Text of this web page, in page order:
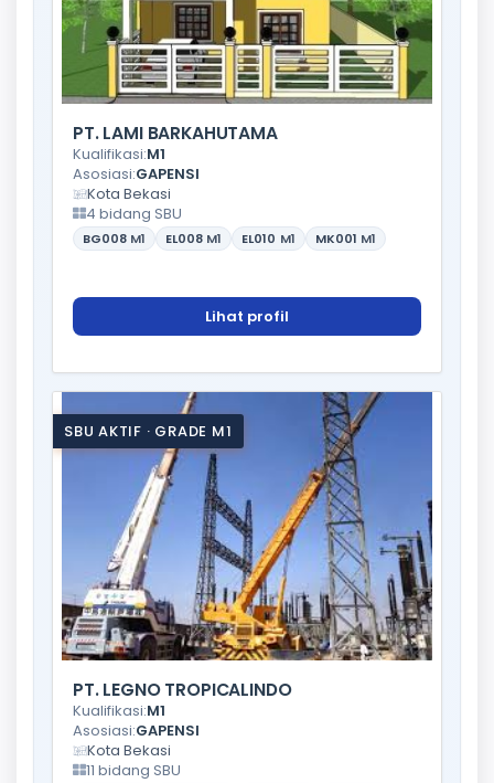
PT. LAMI BARKAHUTAMA
Kualifikasi:M1
Asosiasi:GAPENSI
Kota Bekasi
4 bidang SBU
BG008 M1 EL008 M1 EL010 M1 MK001 M1
Lihat profil
SBU AKTIF · GRADE M1
PT. LEGNO TROPICALINDO
Kualifikasi:M1
Asosiasi:GAPENSI
Kota Bekasi
11 bidang SBU